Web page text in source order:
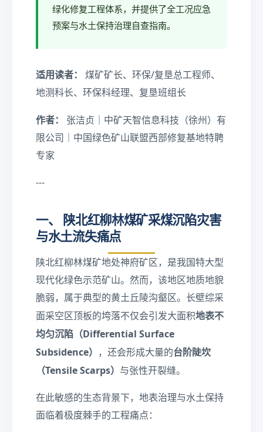
绿化修复工程体系，并提供了全工况应急
预案与水土保持治理自查指南。
适用读者：
煤矿矿长、环保/复垦总工程师、
地测科长、环保科经理、复垦班组长
作者：
张洁贞｜中矿天智信息科技（徐州）有
限公司｜中国绿色矿山联盟西部修复基地特聘
专家
---
一、 陕北红柳林煤矿采煤沉陷灾害
与水土流失痛点
陕北红柳林煤矿地处神府矿区，是我国特大型
现代化绿色示范矿山。然而，该地区地质地貌
脆弱，属于典型的黄土丘陵沟壑区。长壁综采
面采空区顶板的垮落不仅会引发大面积地表不
均匀沉陷（Differential Surface
Subsidence）
，还会形成大量的台阶陡坎
（Tensile Scarps） 与张性开裂缝。
在此敏感的生态背景下，地表治理与水土保持
面临着极度棘手的工程痛点：